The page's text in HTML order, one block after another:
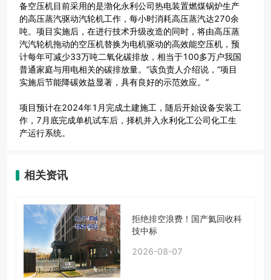
备空压机目前采用的是渤化永利公司热电装置燃煤锅炉生产
的高压蒸汽驱动汽轮机工作，每小时消耗高压蒸汽达270余
吨。项目实施后，在进行技术升级改造的同时，将由高压蒸
汽汽轮机拖动的空压机替换为电机驱动的高效能空压机，预
计每年可减少33万吨二氧化碳排放，相当于100多万户我国
普通家庭与用电相关的碳排放量。”该负责人介绍说，“项目
实施后节能降碳效益显著，具有良好的示范效应。”
项目预计在2024年1月完成土建施工，随后开始设备安装工
作，7月底完成单机试车后，择机并入永利化工公司化工生
产运行系统。
相关资讯
拒绝排空浪费！国产氦回收科
技中标
2026-08-07